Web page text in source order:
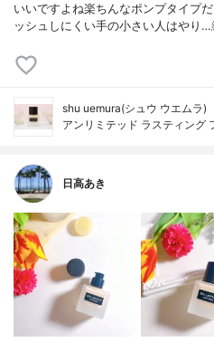
いいですよね楽ちんなポンプタイプ
ッシュしにくい手の小さい人はやり…
shu uemura(シュウ ウエムラ)
アンリミテッド ラスティング
日高あき